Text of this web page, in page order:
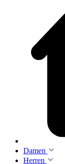
Damen
Herren